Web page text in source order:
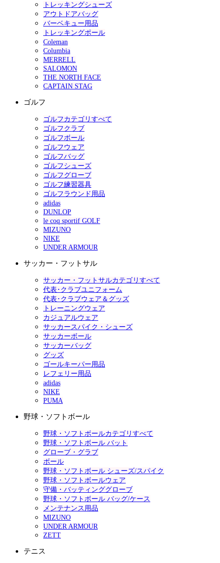
トレッキングシューズ
アウトドアバッグ
バーベキュー用品
トレッキングポール
Coleman
Columbia
MERRELL
SALOMON
THE NORTH FACE
CAPTAIN STAG
ゴルフ
ゴルフカテゴリすべて
ゴルフクラブ
ゴルフボール
ゴルフウェア
ゴルフバッグ
ゴルフシューズ
ゴルフグローブ
ゴルフ練習器具
ゴルフラウンド用品
adidas
DUNLOP
le coq sportif GOLF
MIZUNO
NIKE
UNDER ARMOUR
サッカー・フットサル
サッカー・フットサルカテゴリすべて
代表･クラブユニフォーム
代表･クラブウェア＆グッズ
トレーニングウェア
カジュアルウェア
サッカースパイク・シューズ
サッカーボール
サッカーバッグ
グッズ
ゴールキーパー用品
レフェリー用品
adidas
NIKE
PUMA
野球・ソフトボール
野球・ソフトボールカテゴリすべて
野球・ソフトボール バット
グローブ・グラブ
ボール
野球・ソフトボール シューズ/スパイク
野球・ソフトボールウェア
守備・バッティンググローブ
野球・ソフトボール バッグ/ケース
メンテナンス用品
MIZUNO
UNDER ARMOUR
ZETT
テニス